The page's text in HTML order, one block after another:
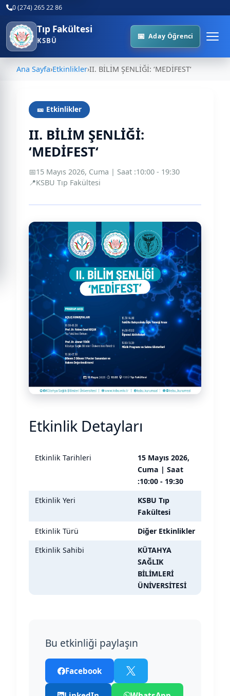
0 (274) 265 22 86
Tıp Fakültesi
KSBÜ Aday Öğrenci
Ana Sayfa›Etkinlikler›II. BİLİM ŞENLİĞİ: ‘MEDİFEST‘
🎫 Etkinlikler
II. BİLİM ŞENLİĞİ:
‘MEDİFEST‘
📅15 Mayıs 2026, Cuma | Saat :10:00 - 19:30
📍KSBU Tıp Fakültesi
Etkinlik Detayları
Etkinlik Tarihleri
15 Mayıs 2026,
Cuma | Saat
:10:00 - 19:30
Etkinlik Yeri
KSBU Tıp
Fakültesi
Etkinlik Türü
Diğer Etkinlikler
Etkinlik Sahibi
KÜTAHYA
SAĞLIK
BİLİMLERİ
ÜNİVERSİTESİ
Bu etkinliği paylaşın
Facebook